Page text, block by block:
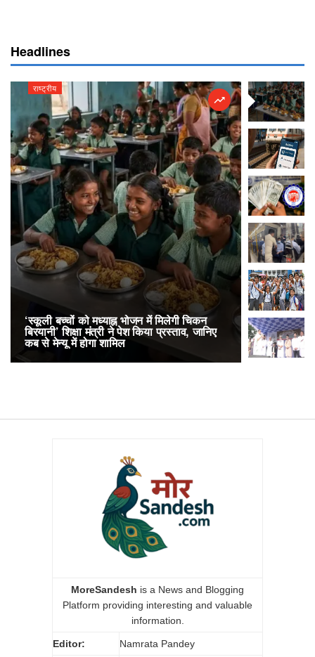
Headlines
राष्ट्रीय
‘स्कूली बच्चों को मध्याह्न भोजन में मिलेगी चिकन
बिरयानी’ शिक्षा मंत्री ने पेश किया प्रस्ताव, जानिए
कब से मेन्यू में होगा शामिल
राष्ट्रीय
RailOne
लोकप्रिय,
अनारक्षित
MoreSandesh is a News and Blogging
Platform providing interesting and valuable
information.
Editor: Namrata Pandey